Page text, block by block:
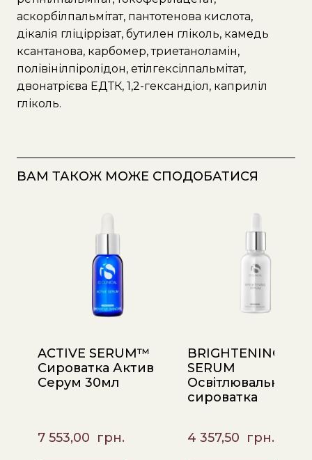
аскорбілпальмітат, пантотенова кислота,
дікалія гліціррізат, бутилен гліколь, камедь
ксантанова, карбомер, триетаноламін,
полівінілпіролідон, етілгексілпальмітат,
двонатрієва ЕДТК, 1,2-гександіол, каприліл
гліколь.
ВАМ ТАКОЖ МОЖЕ СПОДОБАТИСЯ
ACTIVE SERUM™
Сироватка Актив
Серум 30мл
7 553,00  грн.
BRIGHTENING
SERUM
Освітлювальна
сироватка
4 357,50  грн.